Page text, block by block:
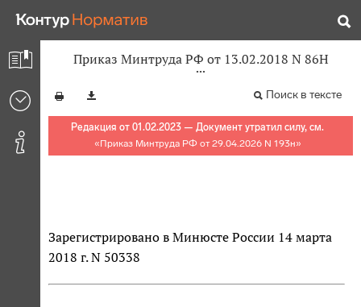
Приказ Минтруда РФ от 13.02.2018 N 86Н
Поиск в тексте
Редакция от 01.02.2023 — Документ утратил силу, см.
«Приказ Минтруда РФ от 29.04.2026 N 193н»
Зарегистрировано в Минюсте России 14 марта
2018 г. N 50338